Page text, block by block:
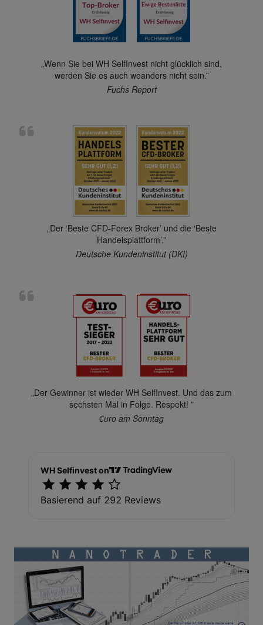
„Wenn Sie bei WH SelfInvest nicht glücklich sind,
werden Sie es auch woanders nicht sein.”
Fuchs Report
„Der ‘Beste CFD-Forex Broker’ und die ‘Beste
Handelsplattform’.”
Deutsche Kundeninstitut (DKI)
„Der Gewinner ist wieder WH SelfInvest. Und das zum
sechsten Mal in Folge. Respekt! ”
€uro am Sonntag